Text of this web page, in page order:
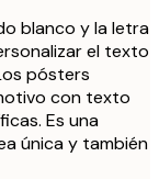
blanco y la letra
el texto
pósters
con texto
Es una
única y también